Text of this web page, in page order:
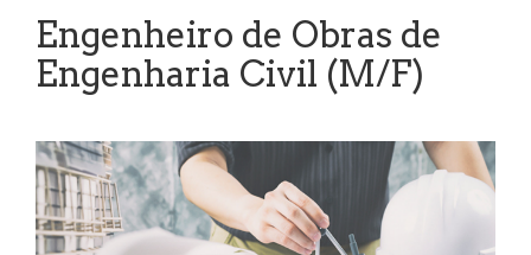
Engenheiro de Obras de
Engenharia Civil (M/F)